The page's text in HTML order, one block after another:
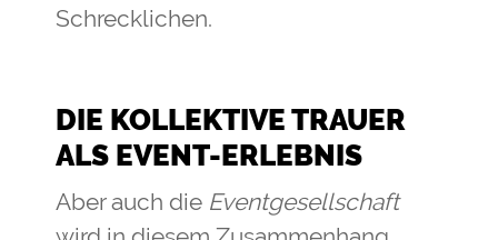
Schrecklichen.
DIE KOLLEKTIVE TRAUER
ALS EVENT-ERLEBNIS
Aber auch die Eventgesellschaft